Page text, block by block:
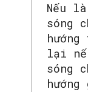
Nếu
sóng
lại
sóng
hướng